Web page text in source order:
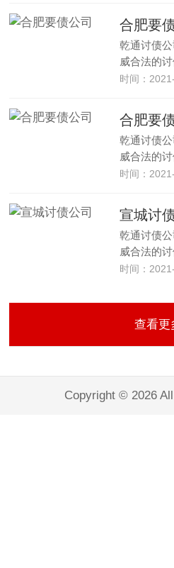
合肥要
乾通讨债
威合法的
时间：
合肥要
乾通讨债
威合法的
时间：
宣城讨
乾通讨债
威合法的
时间：
查看更
Copyright © 2026